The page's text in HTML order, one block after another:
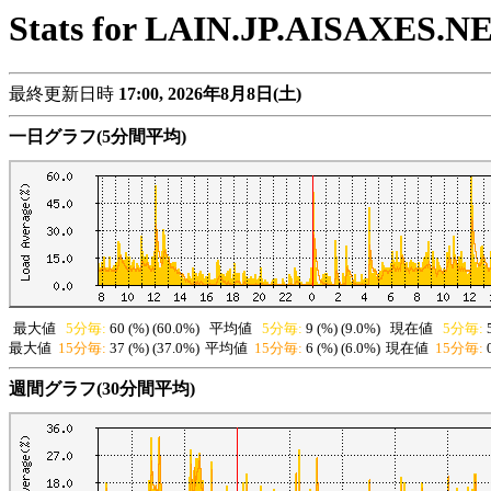
Stats for
最終更新日時 17:00, 2026年8月8日(土)
一日グラフ(5分間平均)
最大値 5分毎: 60 (%) (60.0%) 平均値 5分毎: 9 (%) (9.0%) 現在値 5分毎:
最大値 15分毎: 37 (%) (37.0%) 平均値 15分毎: 6 (%) (6.0%) 現在値 15分毎:
週間グラフ(30分間平均)